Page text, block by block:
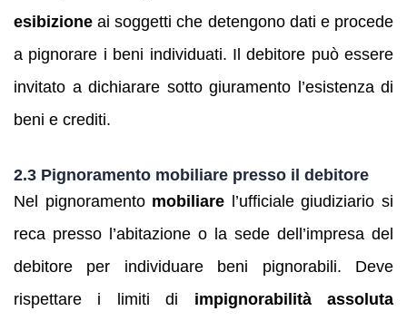
esibizione ai soggetti che detengono dati e procede
a pignorare i beni individuati. Il debitore può essere
invitato a dichiarare sotto giuramento l’esistenza di
beni e crediti.
2.3 Pignoramento mobiliare presso il debitore
Nel pignoramento mobiliare l’ufficiale giudiziario si
reca presso l’abitazione o la sede dell’impresa del
debitore per individuare beni pignorabili. Deve
rispettare i limiti di impignorabilità assoluta